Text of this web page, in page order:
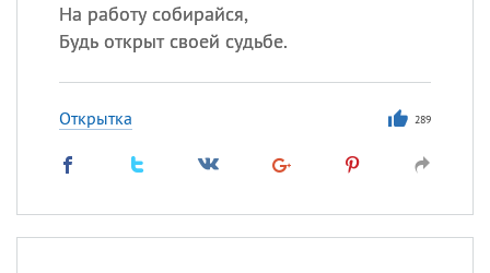
На работу собирайся,
Будь открыт своей судьбе.
Открытка 289